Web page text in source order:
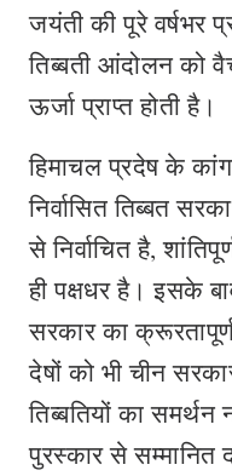
जयंती की पूरे वर्षभर
तिब्बती आंदोलन को
ऊर्जा प्राप्त होती है।
हिमाचल प्रदेष के
निर्वासित तिब्बत
से निर्वाचित है,
ही पक्षधर है। इसके
सरकार का
देषों को भी चीन
तिब्बतियों का
पुरस्कार से सम्मानित